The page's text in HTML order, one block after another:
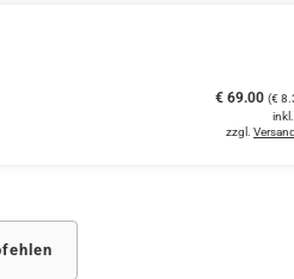
€ 69.00 (€
zzgl.